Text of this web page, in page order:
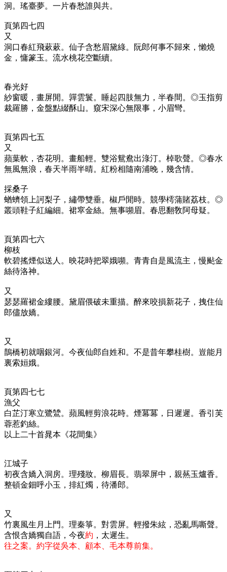
洞。瑤臺夢。一片春愁誰與共。
頁第四七四
又
洞口春紅飛蔌蔌。仙子含愁眉黛綠。阮郎何事不歸來，懶燒
金，慵篆玉。流水桃花空斷續。
春光好
紗窗暖，畫屏閒。嚲雲鬟。睡起四肢無力，半春間。◎玉指剪
裁羅勝，金盤點綴酥山。窺宋深心無限事，小眉彎。
頁第四七五
又
蘋葉軟，杏花明。畫船輕。雙浴鴛鴦出淥汀。棹歌聲。◎春水
無風無浪，春天半雨半晴。紅粉相隨南浦晚，幾含情。
採桑子
蝤蠐領上訶梨子，繡帶雙垂。椒戶閒時。競學樗蒲賭荔枝。◎
叢頭鞋子紅編細。裙窣金絲。無事嚬眉。春思翻敎阿母疑。
頁第四七六
柳枝
軟碧搖煙似送人。映花時把翠娥嚬。青青自是風流主，慢颭金
絲待洛神。
又
瑟瑟羅裙金縷腰。黛眉偎破未重描。醉來咬損新花子，拽住仙
郎儘放嬌。
又
鵲橋初就咽銀河。今夜仙郎自姓和。不是昔年攀桂樹。豈能月
裏索姮娥。
頁第四七七
漁父
白芷汀寒立鷺鷥。蘋風輕剪浪花時。煙冪冪，日遲遲。香引芙
蓉惹釣絲。
以上二十首晁本《花間集》
江城子
初夜含嬌入洞房。理殘妝。柳眉長。翡翠屏中，親爇玉爐香。
整頓金鈿呼小玉，排紅燭，待潘郎。
又
竹裏風生月上門。理秦箏。對雲屏。輕撥朱絃，恐亂馬嘶聲。
含恨含嬌獨自語，今夜約 ，太遲生。
往之案。約字從吳本、顧本、毛本尊前集。